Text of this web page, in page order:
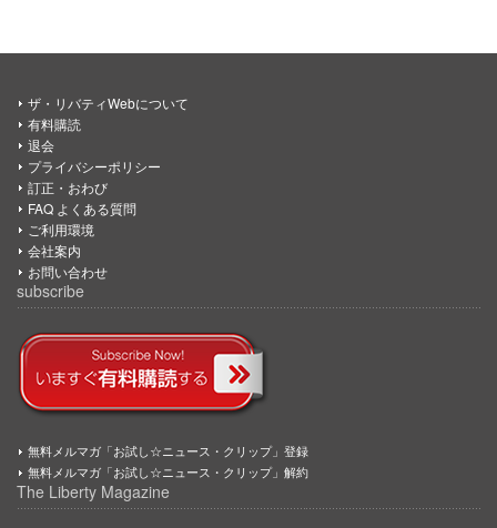
ザ・リバティWebについて
有料購読
退会
プライバシーポリシー
訂正・おわび
FAQ よくある質問
ご利用環境
会社案内
お問い合わせ
subscribe
無料メルマガ「お試し☆ニュース・クリップ」登録
無料メルマガ「お試し☆ニュース・クリップ」解約
The Liberty Magazine